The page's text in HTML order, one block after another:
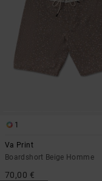
1
Va Print
Boardshort Beige Homme
70,00 €